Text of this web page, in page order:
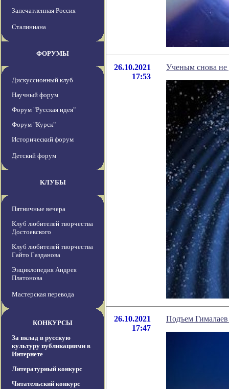
Запечатленная Россия
Сталиниана
ФОРУМЫ
Дискуссионный клуб
Научный форум
Форум "Русская идея"
Форум "Курск"
Исторический форум
Детский форум
КЛУБЫ
Пятничные вечера
Клуб любителей творчества
Достоевского
Клуб любителей творчества
Гайто Газданова
Энциклопедия Андрея
Платонова
Мастерская перевода
КОНКУРСЫ
За вклад в русскую
культуру публикациями в
Интернете
Литературный конкурс
Читательский конкурс
26.10.2021
17:53
Ученым снова не
26.10.2021
17:47
Подъем